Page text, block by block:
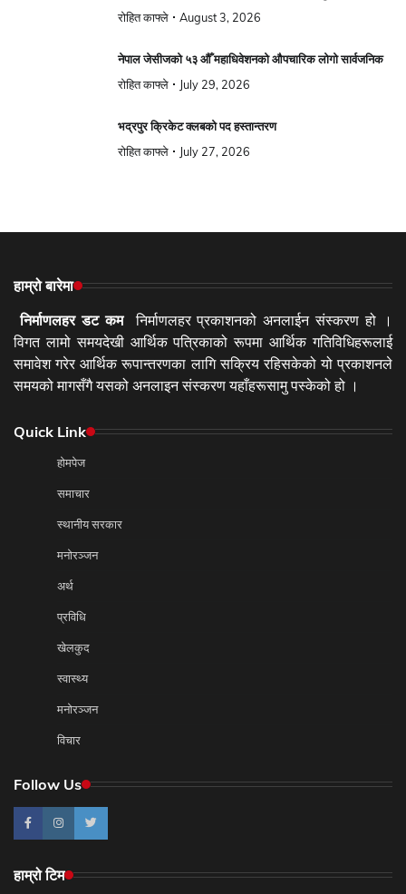
रोहित काफ्ले August 3, 2026
नेपाल जेसीजको ५३ औँ महाधिवेशनको औपचारिक लोगो सार्वजनिक
रोहित काफ्ले July 29, 2026
भद्रपुर क्रिकेट क्लबको पद हस्तान्तरण
रोहित काफ्ले July 27, 2026
हाम्रो बारेमा
निर्माणलहर डट कमनिर्माणलहर प्रकाशनको अनलाईन संस्करण हो ।
विगत लामो समयदेखी आर्थिक पत्रिकाको रूपमा आर्थिक गतिविधिहरूलाई
समावेश गरेर आर्थिक रूपान्तरणका लागि सक्रिय रहिसकेको यो प्रकाशनले
समयको मागसँगै यसको अनलाइन संस्करण यहाँहरूसामु पस्केको हो ।
Quick Link
होमपेज
समाचार
स्थानीय सरकार
मनोरञ्जन
अर्थ
प्रविधि
खेलकुद
स्वास्थ्य
मनोरञ्जन
विचार
Follow Us
हाम्रो टिम